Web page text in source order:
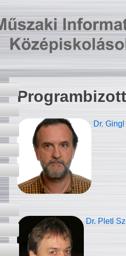
Dr.
Dr. Pletl